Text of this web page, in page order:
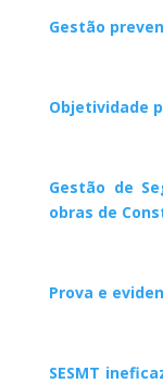
Gestão
Objetividade
Gestão de
obras de
Prova e
SESMT